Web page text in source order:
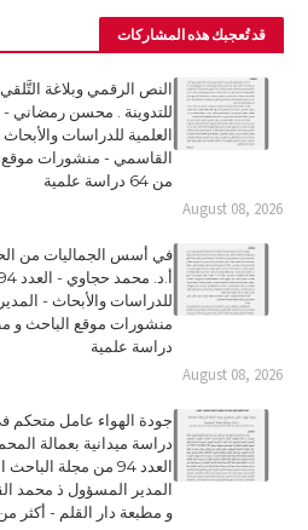
قد تُعجبك هذه المشاركات
النص الرقمي وبلاغة
العلمية للدراسات
القاسمي - منشورات موقع
من 64 دراسة علمية
August 08, 2026
في أسس الجماليات من
للدراسات والأبحاث -
دراسة علمية
August 08, 2026
جودة الهواء عامل متحكم
دراسة ميدانية بعمالة
العدد 94 من مجلة
المدير المسؤول ذ محمد
و مطبعة دار القلم - أكثر من 64 دراسة